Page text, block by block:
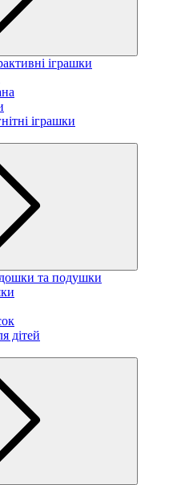
іграшки
іграшки
та подушки
дітей